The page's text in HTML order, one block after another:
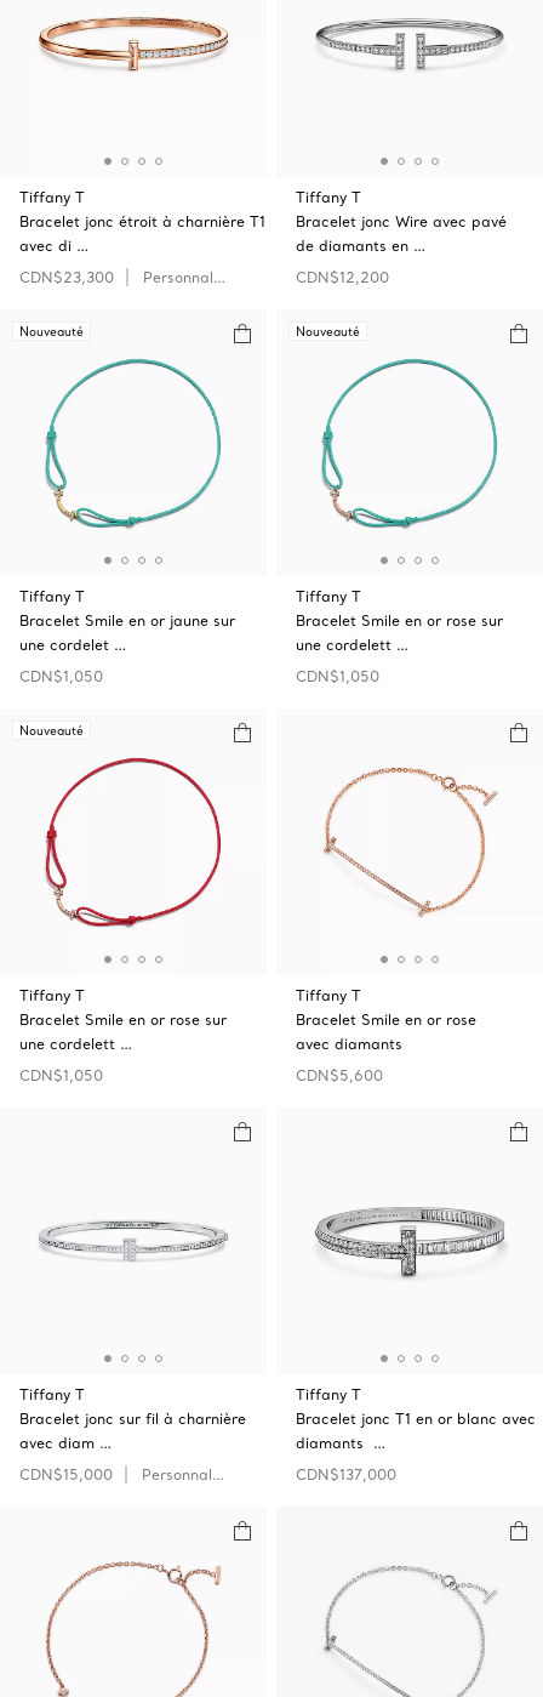
Tiffany T
Bracelet jonc étroit à charnière T1
avec di …
CDN$23,300
Personnaliser
Tiffany T
Bracelet jonc Wire avec pavé
de diamants en …
CDN$12,200
Nouveauté
Tiffany T
Bracelet Smile en or jaune sur
une cordelet …
CDN$1,050
Nouveauté
Tiffany T
Bracelet Smile en or rose sur
une cordelett …
CDN$1,050
Nouveauté
Tiffany T
Bracelet Smile en or rose sur
une cordelett …
CDN$1,050
Tiffany T
Bracelet Smile en or rose
avec diamants
CDN$5,600
Tiffany T
Bracelet jonc sur fil à charnière
avec diam …
CDN$15,000
Personnaliser
Tiffany T
Bracelet jonc T1 en or blanc avec
diamants …
CDN$137,000